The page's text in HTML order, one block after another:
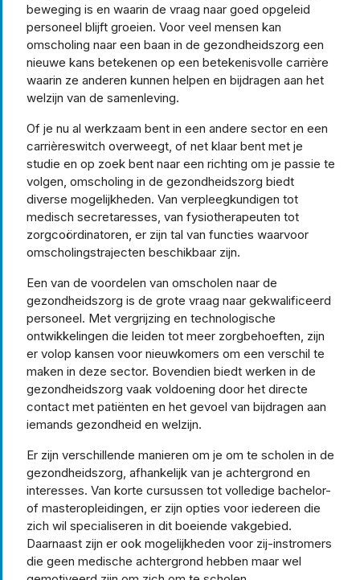
beweging is en waarin de vraag naar goed opgeleid
personeel blijft groeien. Voor veel mensen kan
omscholing naar een baan in de gezondheidszorg een
nieuwe kans betekenen op een betekenisvolle carrière
waarin ze anderen kunnen helpen en bijdragen aan het
welzijn van de samenleving.
Of je nu al werkzaam bent in een andere sector en een
carrièreswitch overweegt, of net klaar bent met je
studie en op zoek bent naar een richting om je passie te
volgen, omscholing in de gezondheidszorg biedt
diverse mogelijkheden. Van verpleegkundigen tot
medisch secretaresses, van fysiotherapeuten tot
zorgcoördinatoren, er zijn tal van functies waarvoor
omscholingstrajecten beschikbaar zijn.
Een van de voordelen van omscholen naar de
gezondheidszorg is de grote vraag naar gekwalificeerd
personeel. Met vergrijzing en technologische
ontwikkelingen die leiden tot meer zorgbehoeften, zijn
er volop kansen voor nieuwkomers om een verschil te
maken in deze sector. Bovendien biedt werken in de
gezondheidszorg vaak voldoening door het directe
contact met patiënten en het gevoel van bijdragen aan
iemands gezondheid en welzijn.
Er zijn verschillende manieren om je om te scholen in de
gezondheidszorg, afhankelijk van je achtergrond en
interesses. Van korte cursussen tot volledige bachelor-
of masteropleidingen, er zijn opties voor iedereen die
zich wil specialiseren in dit boeiende vakgebied.
Daarnaast zijn er ook mogelijkheden voor zij-instromers
die geen medische achtergrond hebben maar wel